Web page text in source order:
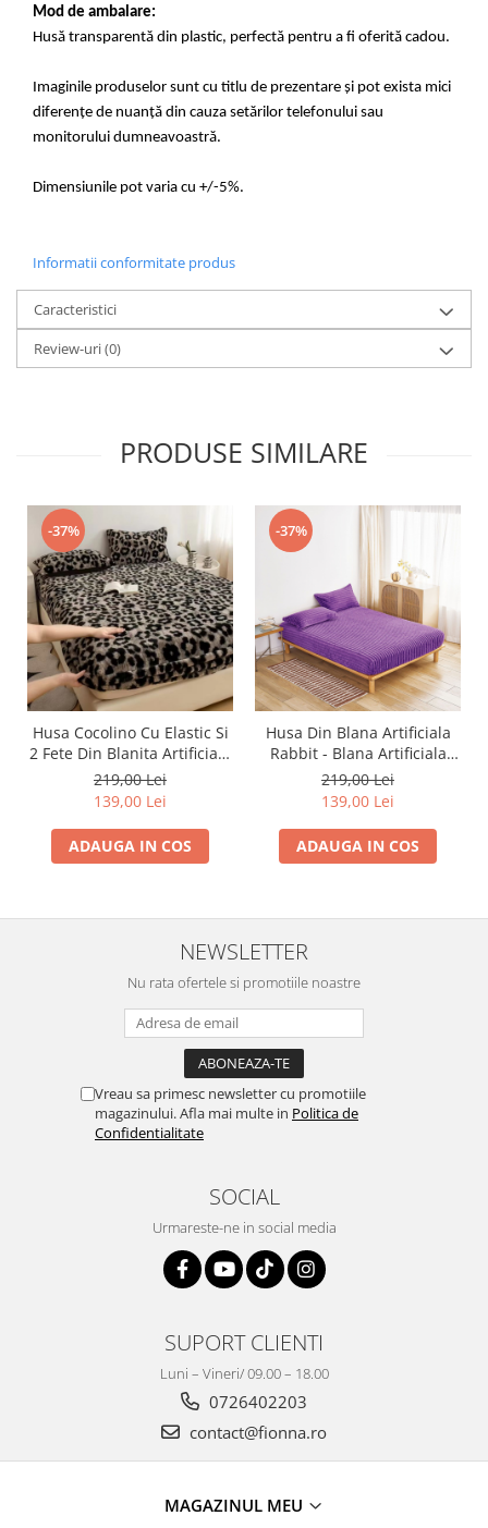
Mod de ambalare:
Husă transparentă din plastic, perfectă pentru a fi oferită cadou.
Imaginile produselor sunt cu titlu de prezentare și pot exista mici
diferențe de nuanță din cauza setărilor telefonului sau
monitorului dumneavoastră.
Dimensiunile pot varia cu +/-5%.
Informatii conformitate produs
Caracteristici
Review-uri(0)
PRODUSE SIMILARE
-37%
Husa Cocolino Cu Elastic Si
2 Fete Din Blanita Artificiala
De Iepure - Rabbit -
180x200x30cm - Animal
Print Maro Inchis
219,00 Lei
139,00 Lei
ADAUGA IN COS
-37%
Husa Din Blana Artificiala
Rabbit - Blana Artificiala
Iepure UNI - Mov
219,00 Lei
139,00 Lei
ADAUGA IN COS
NEWSLETTER
Nu rata ofertele si promotiile noastre
Vreau sa primesc newsletter cu promotiile
magazinului. Afla mai multe in Politica de
Confidentialitate
SOCIAL
Urmareste-ne in social media
SUPORT CLIENTI
Luni – Vineri/ 09.00 – 18.00
0726402203
contact@fionna.ro
MAGAZINUL MEU